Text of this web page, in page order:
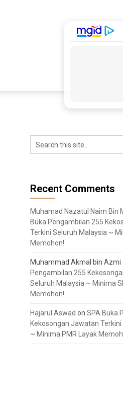
Recent Comments
Muhamad Nazatul Naim Bin
Buka Pengambilan 255
Terkini Seluruh Malaysia ~
Memohon!
Muhammad Akmal bin Azmi
Pengambilan 255
Seluruh Malaysia ~ Minima
Memohon!
Hajarul Aswad on SPA Buka
Kekosongan Jawatan
~ Minima PMR Layak